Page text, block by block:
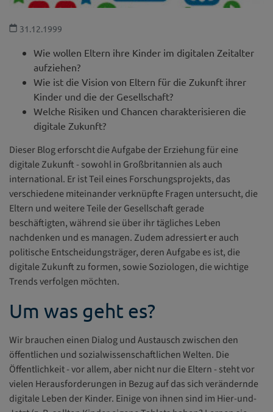
31.12.1999
Wie wollen Eltern ihre Kinder im digitalen Zeitalter
aufziehen?
Wie ist die Vision von Eltern für die Zukunft ihrer
Kinder und die der Gesellschaft?
Welche Risiken und Chancen charakterisieren die
digitale Zukunft?
Dieser Blog erforscht die Aufgabe der Erziehung für eine
digitale Zukunft - sowohl in Großbritannien als auch
international. Er ist Teil eines Forschungsprojekts, das
verschiedene miteinander verknüpfte Fragen untersucht, die
Eltern und weitere Teile der Gesellschaft gerade
beschäftigten, während sie über ihr tägliches Leben
nachdenken und es managen. Zudem adressiert er auch
politische Entscheidungsträger, deren Aufgabe es ist, die
digitale Zukunft zu formen, sowie Soziologen, die wichtige
Trends verfolgen möchten.
Um was geht es?
Wir brauchen einen Dialog und Austausch zwischen den
öffentlichen und sozialwissenschaftlichen Welten. Die
Öffentlichkeit - vor allem, aber nicht nur die Eltern - steht vor
vielen Herausforderungen in Bezug auf das sich verändernde
digitale Leben der Kinder. Einige von ihnen sind im Hier-und-